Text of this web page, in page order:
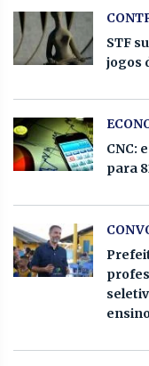
STF
jogos
CNC:
para